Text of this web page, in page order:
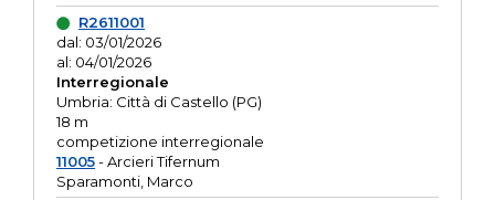
R2611001
dal: 03/01/2026
al: 04/01/2026
Interregionale
Umbria: Città di Castello (PG)
18 m
competizione interregionale
11005- Arcieri Tifernum
Sparamonti, Marco